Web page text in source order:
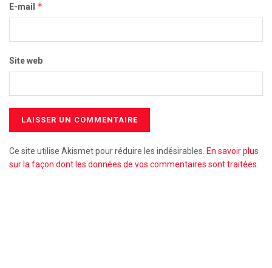
E-mail *
Site web
Ce site utilise Akismet pour réduire les indésirables. En savoir plus
sur la façon dont les données de vos commentaires sont traitées.